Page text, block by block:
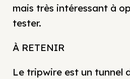
mais très intéressant à
tester.
À RETENIR
Le tripwire est un tunnel